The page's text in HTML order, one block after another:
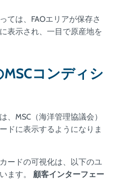
ては、FAOエリアが保存さ
表示され、一目で原産地を
コンディシ
、MSC（海洋管理協議会）
ドに表示するようになりま
ードの可視化は、以下のユ
ます。 顧客インターフェー